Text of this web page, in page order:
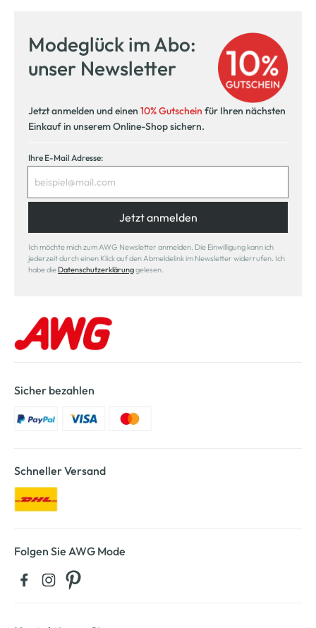
Modeglück im Abo:
unser Newsletter
Jetzt anmelden und einen 10% Gutschein für Ihren nächsten
Einkauf in unserem Online-Shop sichern.
Ihre E-Mail Adresse:
Jetzt anmelden
Ich möchte mich zum AWG Newsletter anmelden. Die Einwilligung kann ich
jederzeit durch einen Klick auf den Abmeldelink im Newsletter widerrufen. Ich
habe die Datenschutzerklärunggelesen.
Sicher bezahlen
Schneller Versand
Folgen Sie AWG Mode